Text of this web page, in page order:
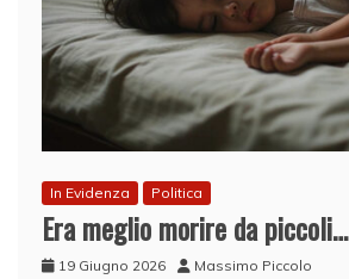
In Evidenza Politica
Era meglio morire da piccoli…
19 Giugno 2026 Massimo Piccolo